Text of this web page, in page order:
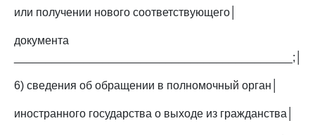
или получении нового соответствующего│
документа
____________________________________________;│
6) сведения об обращении в полномочный орган│
иностранного государства о выходе из гражданства│